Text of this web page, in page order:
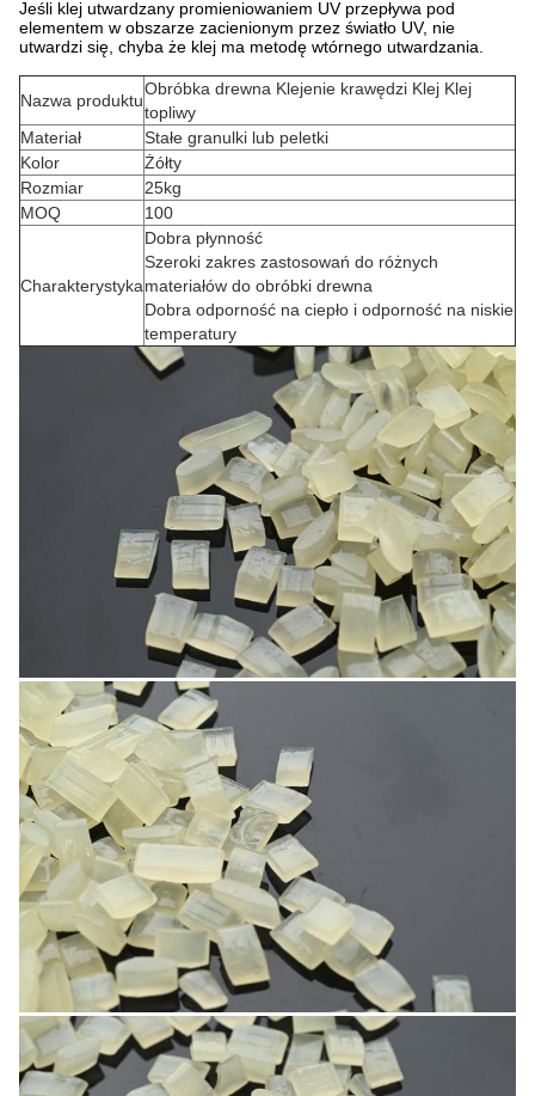
Jeśli klej utwardzany promieniowaniem UV przepływa pod
elementem w obszarze zacienionym przez światło UV, nie
utwardzi się, chyba że klej ma metodę wtórnego utwardzania.
Nazwa produktu
Obróbka drewna Klejenie krawędzi Klej Klej
topliwy
Materiał
Stałe granulki lub peletki
Kolor
Żółty
Rozmiar
25kg
MOQ
100
Charakterystyka
Dobra płynność
Szeroki zakres zastosowań do różnych
materiałów do obróbki drewna
Dobra odporność na ciepło i odporność na niskie
temperatury